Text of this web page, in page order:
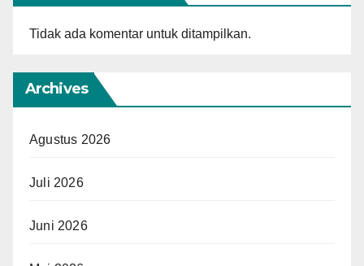
Tidak ada komentar untuk ditampilkan.
Archives
Agustus 2026
Juli 2026
Juni 2026